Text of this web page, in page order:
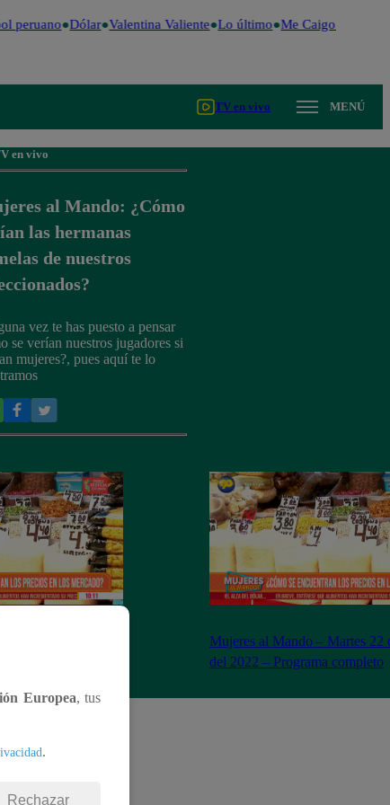
peruano Dólar Valentina Valiente Lo último Me Caigo de Risa
TV en vivo MENÚ
en vivo
al Mando: ¿Cómo
las hermanas
de nuestros
vez te has puesto a pensar
se verían nuestros jugadores si
mujeres?, pues aquí te lo
Mujeres al Mando – Martes 22
del 2022 – Programa completo
Europea, tus
.
Rechazar